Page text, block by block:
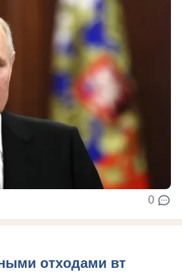
0
отходами вт